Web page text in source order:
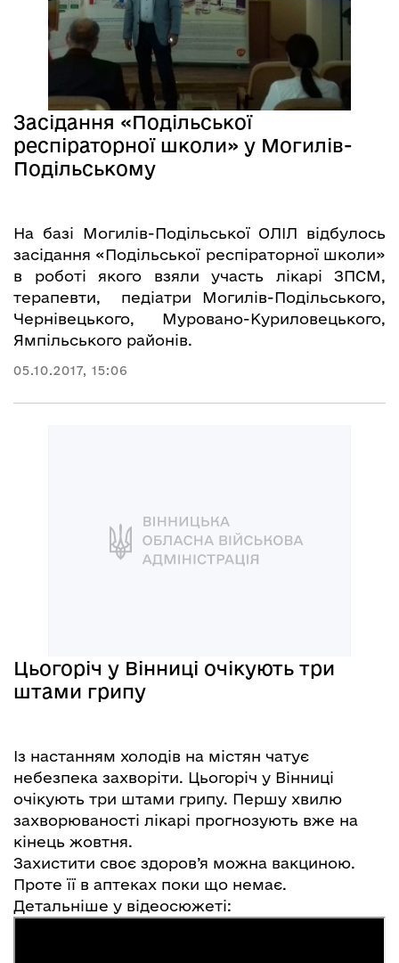
Засідання «Подільської
респіраторної школи» у Могилів-
Подільському
На базі Могилів-Подільської ОЛІЛ відбулось
засідання «Подільської респіраторної школи»
в роботі якого взяли участь лікарі ЗПСМ,
терапевти, педіатри Могилів-Подільського,
Чернівецького, Муровано-Куриловецького,
Ямпільського районів.
05.10.2017, 15:06
Цьогоріч у Вінниці очікують три
штами грипу
Із настанням холодів на містян чатує
небезпека захворіти. Цьогоріч у Вінниці
очікують три штами грипу. Першу хвилю
захворюваності лікарі прогнозують вже на
кінець жовтня.
Захистити своє здоров’я можна вакциною.
Проте її в аптеках поки що немає.
Детальніше у відеосюжеті: